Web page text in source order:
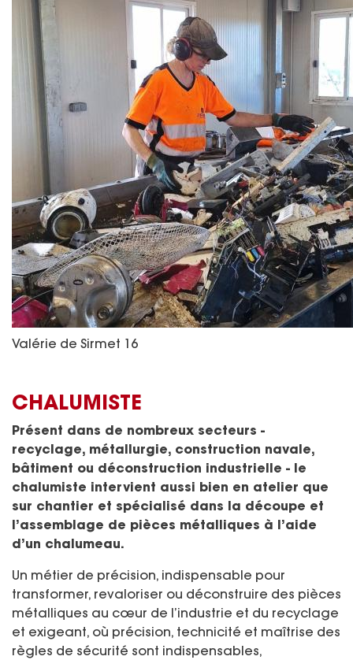
Valérie de Sirmet 16
CHALUMISTE
Présent dans de nombreux secteurs -
recyclage, métallurgie, construction navale,
bâtiment ou déconstruction industrielle - le
chalumiste intervient aussi bien en atelier que
sur chantier et spécialisé dans la découpe et
l’assemblage de pièces métalliques à l’aide
d’un chalumeau.
Un métier de précision, indispensable pour
transformer, revaloriser ou déconstruire des pièces
métalliques au cœur de l’industrie et du recyclage
et exigeant, où précision, technicité et maîtrise des
règles de sécurité sont indispensables,